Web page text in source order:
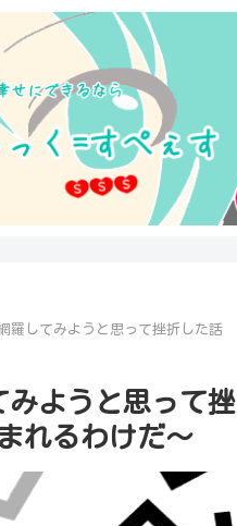
羅してみようと思って挫折した話
みようと思って挫
れるわけだ～